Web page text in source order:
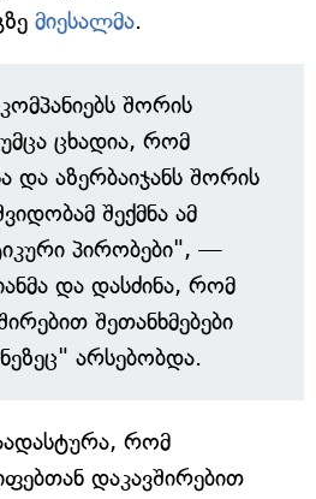
მიესალმა.
შორის
ცხადია, რომ
და აზერბაიჯანს შორის
შექმნა ამ
პირობები", —
და დასძინა, რომ
შეთანხმებები
არსებობდა.
რომ
დაკავშირებით